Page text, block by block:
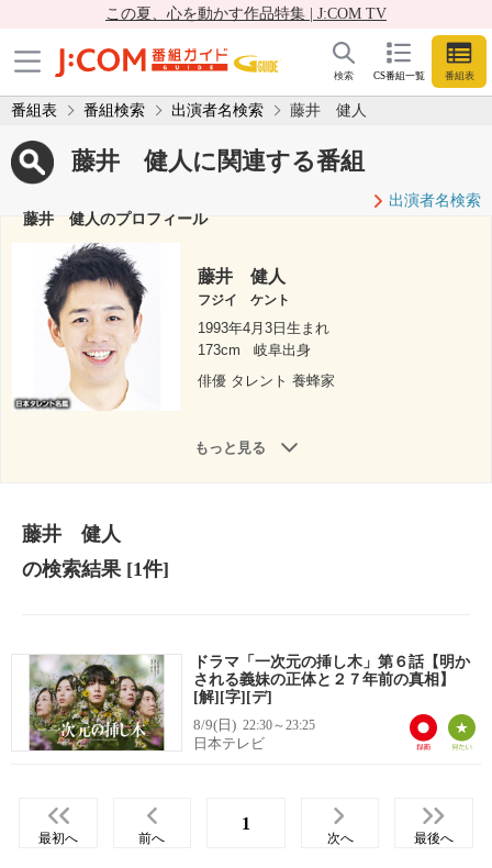
この夏、心を動かす作品特集 | J:COM TV
CS番組一覧 番組表
検索
番組表 番組検索 出演者名検索 藤井 健人
藤井 健人に関連する番組
出演者名検索
藤井 健人のプロフィール
藤井 健人
フジイ ケント
1993年4月3日生まれ
173cm
岐阜出身
俳優 タレント 養蜂家
もっと見る
藤井 健人
の検索結果[1件]
ドラマ「一次元の挿し木」第６話【明か
される義妹の正体と２７年前の真相】
[解][字][デ]
8/9(日) 22:30～23:25
日本テレビ
最初へ 前へ
1
次へ 最後へ